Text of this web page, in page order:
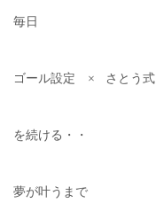
毎日
ゴール設定 × さとう式
を続ける・・
夢が叶うまで